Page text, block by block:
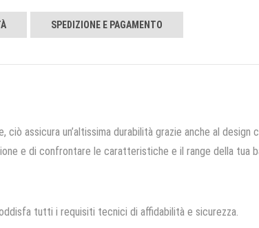
SPEDIZIONE E PAGAMENTO
assicura un’altissima durabilità grazie anche al
e di confrontare le caratteristiche e il range della tua
tutti i requisiti tecnici di affidabilità e sicurezza.